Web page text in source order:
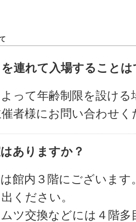
連れて入場すること
って年齢制限を設け
者様にお問い合わせく
ありますか？
館内３階にございま
ください。
ツ交換などには４階